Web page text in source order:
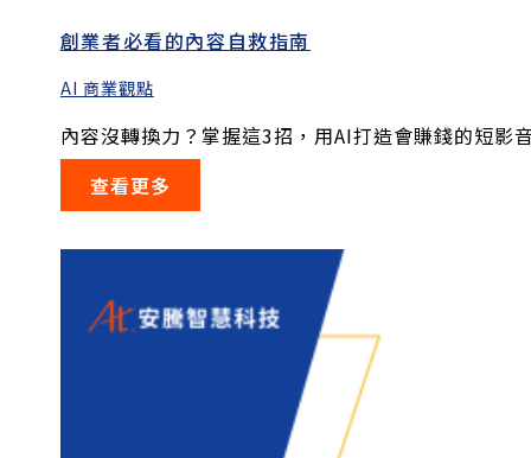
創業者必看的內容自救指南
AI 商業觀點
內容沒轉換力？掌握這3招，用AI打造會賺錢的短影
查看更多